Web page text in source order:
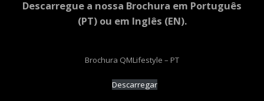
Descarregue a nossa Brochura em Português
(PT) ou em Inglês (EN).
Brochura QMLifestyle – PT
Descarregar